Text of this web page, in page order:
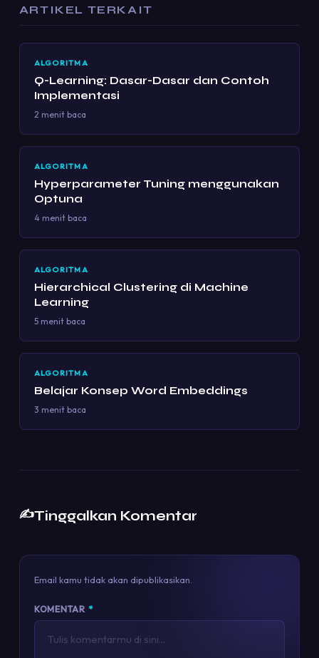
ARTIKEL TERKAIT
ALGORITMA
Q-Learning: Dasar-Dasar dan Contoh
Implementasi
2 menit baca
ALGORITMA
Hyperparameter Tuning menggunakan
Optuna
4 menit baca
ALGORITMA
Hierarchical Clustering di Machine
Learning
5 menit baca
ALGORITMA
Belajar Konsep Word Embeddings
3 menit baca
✍️Tinggalkan Komentar
Email kamu tidak akan dipublikasikan.
KOMENTAR *